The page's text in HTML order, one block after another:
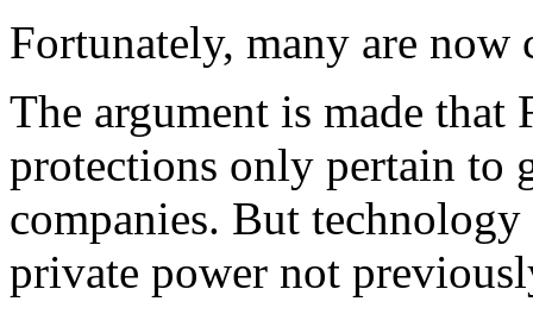
Fortunately, many are now
The argument is made that
protections only pertain to
companies. But
private power not